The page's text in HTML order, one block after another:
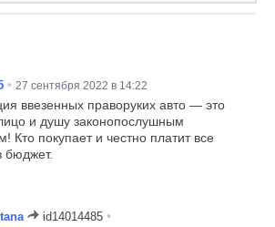
• 27 сентября 2022 в 14:22
ввезенных праворуких авто — это
и душу законопослушным
Кто покупает и честно платит все
бюджет.
id14014485 •